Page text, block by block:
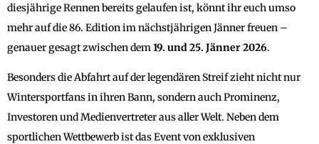
diesjährige Rennen bereits gelaufen ist, könnt ihr euch umso
mehr auf die 86. Edition im nächstjährigen Jänner freuen –
genauer gesagt zwischen dem 19. und 25. Jänner 2026.
Besonders die Abfahrt auf der legendären Streif zieht nicht nur
Wintersportfans in ihren Bann, sondern auch Prominenz,
Investoren und Medienvertreter aus aller Welt. Neben dem
sportlichen Wettbewerb ist das Event von exklusiven